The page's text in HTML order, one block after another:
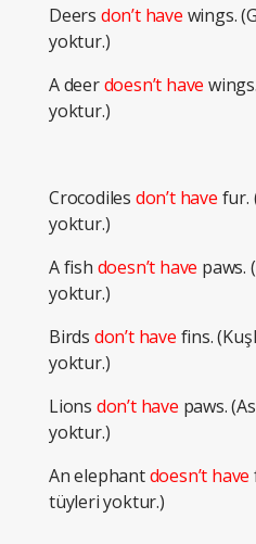
Deers don’t have wings.
yoktur.)
A deerdoesn’t have
yoktur.)
Crocodiles don’t have fur.
yoktur.)
A fish doesn’t have paws.
yoktur.)
Birds don’t have fins.
yoktur.)
Lions don’t have paws.
yoktur.)
An elephantdoesn’t have
tüyleri yoktur.)